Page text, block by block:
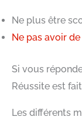
Ne plus être
Ne pas avoir
Si vous
Réussite est
Les différents